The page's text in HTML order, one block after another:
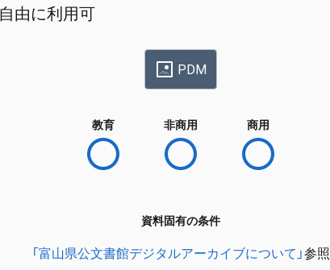
自由に利用可
PDM
教育 非商用 商用
資料固有の条件
「富山県公文書館デジタルアーカイブについて」参照